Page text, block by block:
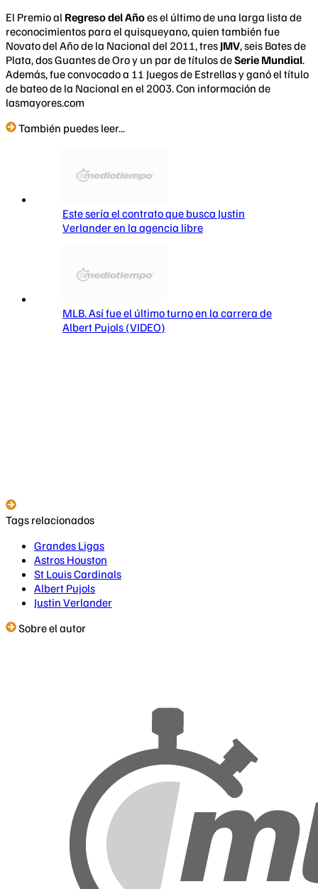
El Premio al Regreso del Añoes el último de una larga lista de
reconocimientos para el quisqueyano, quien también fue
Novato del Año de la Nacional del 2011, tres JMV, seis Bates de
Plata, dos Guantes de Oro y un par de títulos deSerie Mundial.
Además, fue convocado a 11 Juegos de Estrellas y ganó el título
de bateo de la Nacional en el 2003. Con información de
lasmayores.com
También puedes leer...
Este sería el contrato que busca Justin
Verlander en la agencia libre
MLB. Así fue el último turno en la carrera de
Albert Pujols (VIDEO)
Tags relacionados
Grandes Ligas
Astros Houston
St Louis Cardinals
Albert Pujols
Justin Verlander
Sobre el autor